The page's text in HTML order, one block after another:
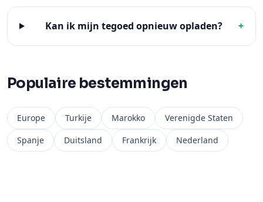
Kan ik mijn tegoed opnieuw opladen? +
Populaire bestemmingen
Europe Turkije Marokko
Verenigde Staten
Spanje
Duitsland Frankrijk Nederland